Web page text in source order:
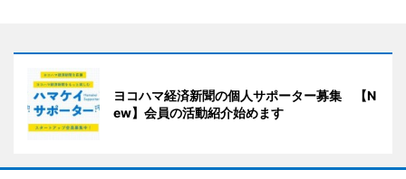
ヨコハマ経済新聞の個人サポーター募集 【N
ew】会員の活動紹介始めます